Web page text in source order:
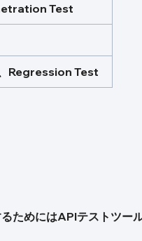
Test
Regression Test
ためにはAPIテストツー